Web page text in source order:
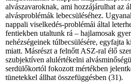
alvászavaroknak, ami hozzájárulhat az
alvásproblémák lebecsüléséhez.
nappali viselkedés-problémái által
fentiekben utaltunk rá – hajlamosak
nehézségeinek túlbecsülésére, egyfajta
miatt. Másrészt a felnőtt ASZ-ral élő
szubjektíven alulértékelni
serdülőkortól fokozott mértékben
tünetekkel állhat összefüggésben (31).